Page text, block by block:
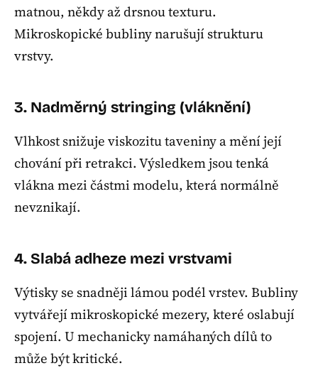
matnou, někdy až drsnou texturu.
Mikroskopické bubliny narušují strukturu
vrstvy.
3. Nadměrný stringing (vláknění)
Vlhkost snižuje viskozitu taveniny a mění její
chování při retrakci. Výsledkem jsou tenká
vlákna mezi částmi modelu, která normálně
nevznikají.
4. Slabá adheze mezi vrstvami
Výtisky se snadněji lámou podél vrstev. Bubliny
vytvářejí mikroskopické mezery, které oslabují
spojení. U mechanicky namáhaných dílů to
může být kritické.